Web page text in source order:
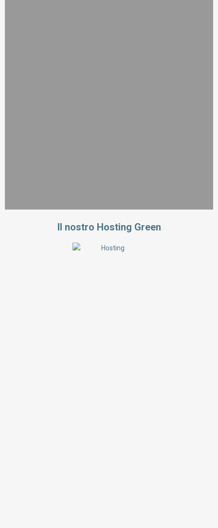
Il nostro Hosting Green